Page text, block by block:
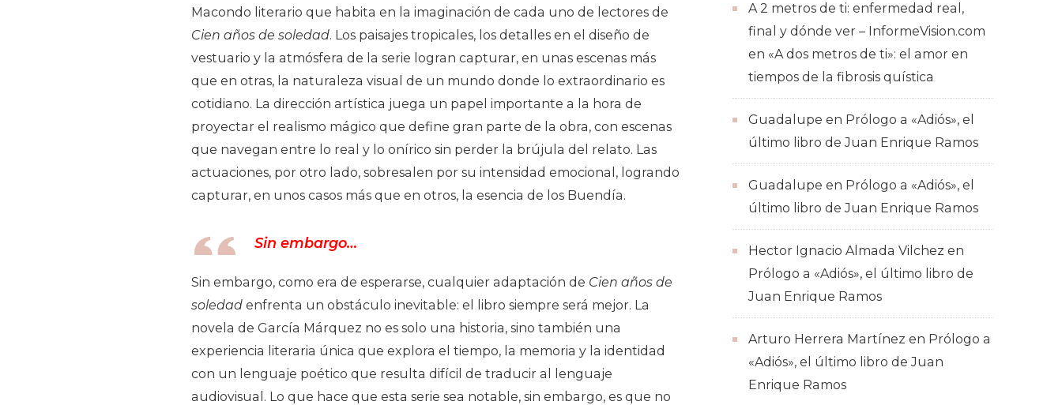
Macondo literario que habita en la imaginación de cada uno de lectores de
Cien años de soledad. Los paisajes tropicales, los detalles en el diseño de
vestuario y la atmósfera de la serie logran capturar, en unas escenas más
que en otras, la naturaleza visual de un mundo donde lo extraordinario es
cotidiano. La dirección artística juega un papel importante a la hora de
proyectar el realismo mágico que define gran parte de la obra, con escenas
que navegan entre lo real y lo onírico sin perder la brújula del relato. Las
actuaciones, por otro lado, sobresalen por su intensidad emocional, logrando
capturar, en unos casos más que en otros, la esencia de los Buendía.
Sin embargo…
Sin embargo, como era de esperarse, cualquier adaptación de Cien años de
soledad enfrenta un obstáculo inevitable: el libro siempre será mejor. La
novela de García Márquez no es solo una historia, sino también una
experiencia literaria única que explora el tiempo, la memoria y la identidad
con un lenguaje poético que resulta difícil de traducir al lenguaje
audiovisual. Lo que hace que esta serie sea notable, sin embargo, es que no
A 2 metros de ti: enfermedad real,
final y dónde ver – InformeVision.com
en «A dos metros de ti»: el amor en
tiempos de la fibrosis quística
Guadalupe en Prólogo a «Adiós», el
último libro de Juan Enrique Ramos
Guadalupe en Prólogo a «Adiós», el
último libro de Juan Enrique Ramos
Hector Ignacio Almada Vilchez en
Prólogo a «Adiós», el último libro de
Juan Enrique Ramos
Arturo Herrera Martínez en Prólogo a
«Adiós», el último libro de Juan
Enrique Ramos